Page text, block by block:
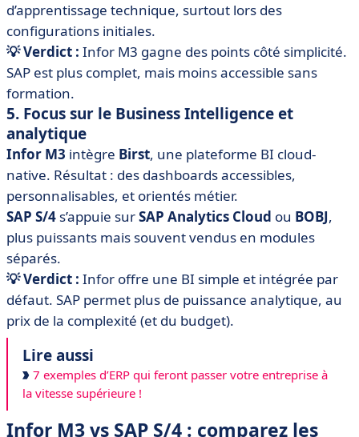
d’apprentissage technique, surtout lors des
configurations initiales.
💡 Verdict : Infor M3 gagne des points côté simplicité.
SAP est plus complet, mais moins accessible sans
formation.
5. Focus sur le Business Intelligence et
analytique
Infor M3 intègre Birst, une plateforme BI cloud-
native. Résultat : des dashboards accessibles,
personnalisables, et orientés métier.
SAP S/4 s’appuie surSAP Analytics Cloud ou BOBJ,
plus puissants mais souvent vendus en modules
séparés.
💡 Verdict : Infor offre une BI simple et intégrée par
défaut. SAP permet plus de puissance analytique, au
prix de la complexité (et du budget).
Lire aussi
7 exemples d’ERP qui feront passer votre entreprise à
la vitesse supérieure !
Infor M3 vs SAP S/4 : comparez les